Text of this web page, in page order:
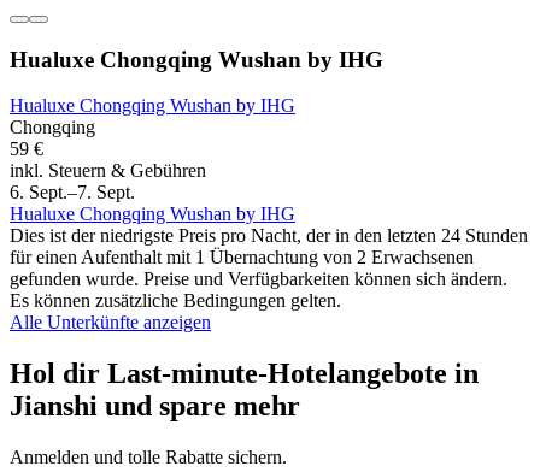
Hualuxe Chongqing Wushan by IHG
Hualuxe Chongqing Wushan by IHG
Chongqing
59 €
inkl. Steuern & Gebühren
6. Sept.–7. Sept.
Hualuxe Chongqing Wushan by IHG
Dies ist der niedrigste Preis pro Nacht, der in den letzten 24 Stunden
für einen Aufenthalt mit 1 Übernachtung von 2 Erwachsenen
gefunden wurde. Preise und Verfügbarkeiten können sich ändern.
Es können zusätzliche Bedingungen gelten.
Alle Unterkünfte anzeigen
Hol dir Last-minute-Hotelangebote in
Jianshi und spare mehr
Anmelden und tolle Rabatte sichern.